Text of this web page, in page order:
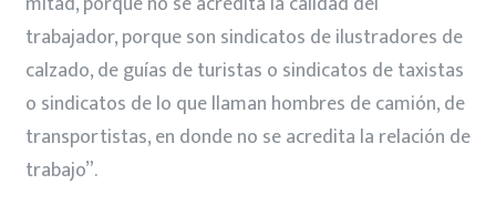
trabajador, porque son sindicatos de ilustradores de
calzado, de guías de turistas o sindicatos de taxistas
o sindicatos de lo que llaman hombres de camión, de
transportistas, en donde no se acredita la relación de
trabajo”.